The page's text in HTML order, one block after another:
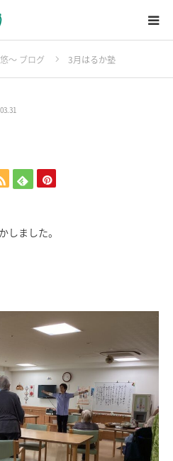
〜 ブログ 3月はるか塾
しました。